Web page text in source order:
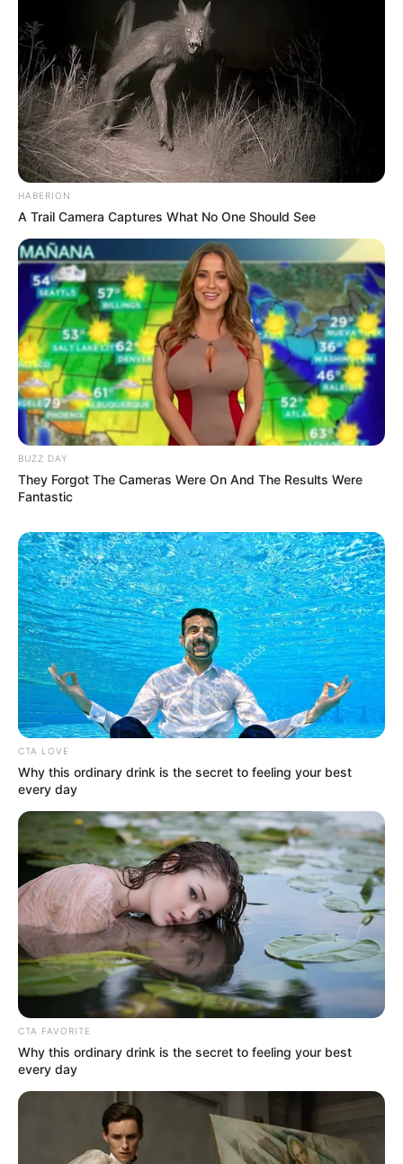
LIHAT ARTIKEL LAINNYA
Asal usul Perayaan
Halloween, Identik
dengan Hal
Menyeramkan
57 Kata-Kata Menyambut
Tahun Baru, Semangat
Baru
50 Kata-Kata Bulan Maret
Motivasi
53 Kata-Kata Menyambut
Bulan April, Bukan April
Mop Lho!
51 Kata-Kata Menyambut
Agustus, Bulan
Kemerdekaan untuk
Perubahan
53 Kata-Kata Menyambut
Bulan Juli, Semangat
Hadapi Hari!
TULIS KOMENTAR
Alamat email Anda tidak akan dipublikasikan. Ruas yang wajib ditandai*
HABERION
A Trail Camera Captures What No One Should See
BUZZ DAY
They Forgot The Cameras Were On And The Results Were
Fantastic
CTA LOVE
Why this ordinary drink is the secret to feeling your best
every day
CTA FAVORITE
Why this ordinary drink is the secret to feeling your best
every day